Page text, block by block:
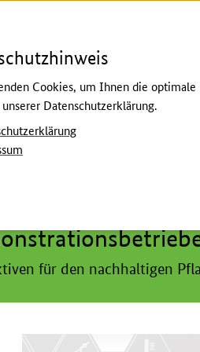
für den nachhaltigen
Cookies, um Ihnen die
Datenschutzerklärung.